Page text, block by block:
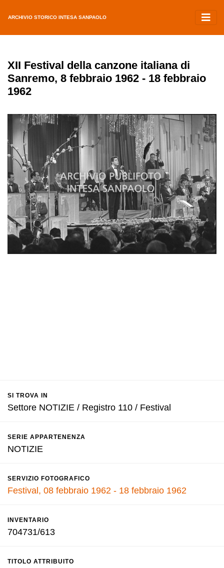
ARCHIVIO STORICO INTESA SANPAOLO
XII Festival della canzone italiana di
Sanremo, 8 febbraio 1962 - 18 febbraio
1962
SI TROVA IN
Settore NOTIZIE / Registro 110 / Festival
SERIE APPARTENENZA
NOTIZIE
SERVIZIO FOTOGRAFICO
Festival, 08 febbraio 1962 - 18 febbraio 1962
INVENTARIO
704731/613
TITOLO ATTRIBUITO